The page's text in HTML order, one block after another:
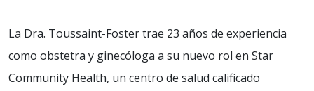
La Dra. Toussaint-Foster trae 23 años de experiencia
como obstetra y ginecóloga a su nuevo rol en Star
Community Health, un centro de salud calificado